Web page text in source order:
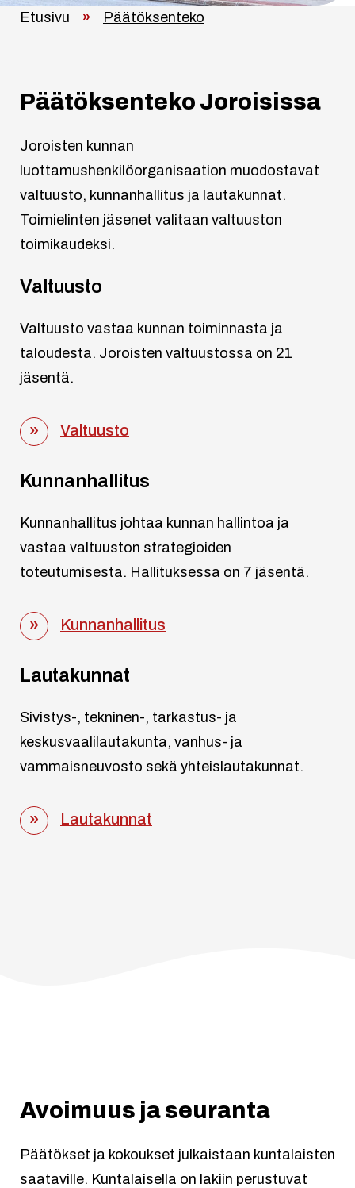
Etusivu » Päätöksenteko
Päätöksenteko Joroisissa
Joroisten kunnan
luottamushenkilöorganisaation muodostavat
valtuusto, kunnanhallitus ja lautakunnat.
Toimielinten jäsenet valitaan valtuuston
toimikaudeksi.
Valtuusto
Valtuusto vastaa kunnan toiminnasta ja
taloudesta. Joroisten valtuustossa on 21
jäsentä.
Valtuusto
Kunnanhallitus
Kunnanhallitus johtaa kunnan hallintoa ja
vastaa valtuuston strategioiden
toteutumisesta. Hallituksessa on 7 jäsentä.
Kunnanhallitus
Lautakunnat
Sivistys-, tekninen-, tarkastus- ja
keskusvaalilautakunta, vanhus- ja
vammaisneuvosto sekä yhteislautakunnat.
Lautakunnat
Avoimuus ja seuranta
Päätökset ja kokoukset julkaistaan kuntalaisten
saataville. Kuntalaisella on lakiin perustuvat